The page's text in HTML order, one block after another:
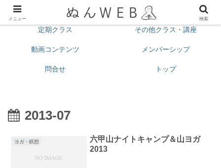
プロフィール 今月の予定
定期クラス その他クラス・講座
動画コンテンツ メンバーシップ
問合せ トップ
2013-07
ヨガ・瞑想
六甲山ナイトキャンプ＆山ヨガ
2013
メニュー 検索